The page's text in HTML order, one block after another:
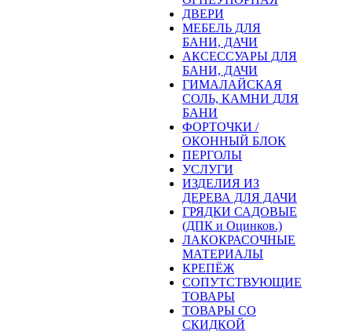
ДВЕРИ
МЕБЕЛЬ ДЛЯ
БАНИ, ДАЧИ
АКСЕССУАРЫ ДЛЯ
БАНИ, ДАЧИ
ГИМАЛАЙСКАЯ
СОЛЬ, КАМНИ ДЛЯ
БАНИ
ФОРТОЧКИ /
ОКОННЫЙ БЛОК
ПЕРГОЛЫ
УСЛУГИ
ИЗДЕЛИЯ ИЗ
ДЕРЕВА ДЛЯ ДАЧИ
ГРЯДКИ САДОВЫЕ
(ДПК и Оцинков.)
ЛАКОКРАСОЧНЫЕ
МАТЕРИАЛЫ
КРЕПЁЖ
СОПУТСТВУЮЩИЕ
ТОВАРЫ
ТОВАРЫ СО
СКИДКОЙ